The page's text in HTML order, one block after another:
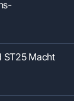
ST25 Macht